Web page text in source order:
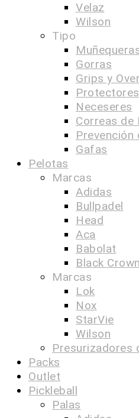
Velaz
Wilson
Tipo
Gorras
Grips y
Neceseres
Correas de
Prevención
Gafas
Pelotas
Marcas
Adidas
Bullpadel
Head
Aca
Babolat
Black Crown
Marcas
Lok
Nox
StarVie
Wilson
Presurizadores
Packs
Outlet
Pickleball
Palas